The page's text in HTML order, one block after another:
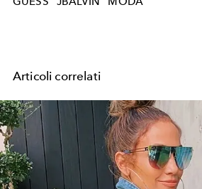
Articoli correlati